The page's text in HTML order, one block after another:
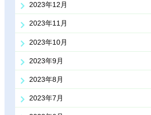
2023年12月
2023年11月
2023年10月
2023年9月
2023年8月
2023年7月